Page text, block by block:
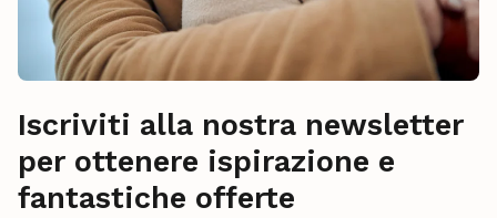
Iscriviti alla nostra newsletter
per ottenere ispirazione e
fantastiche offerte